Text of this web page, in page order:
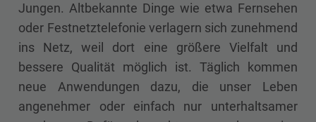
Jungen. Altbekannte Dinge wie etwa Fernsehen
oder Festnetztelefonie verlagern sich zunehmend
ins Netz, weil dort eine größere Vielfalt und
bessere Qualität möglich ist. Täglich kommen
neue Anwendungen dazu, die unser Leben
angenehmer oder einfach nur unterhaltsamer